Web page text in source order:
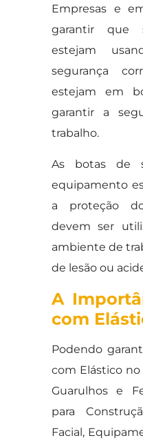
Empresas e
garantir que
estejam
segurança
estejam em
garantir a
trabalho.
As botas de
equipamento
a proteção
devem ser
ambiente de
de lesão ou
A
com
Podendo
com Elástico
Guarulhos e
para
Facial,